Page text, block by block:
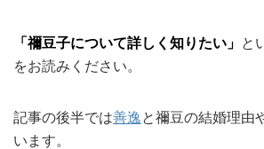
「禰豆子について詳しく知りたい」 と
をお読みください。
記事の後半では善逸と禰豆の結婚理由
います。